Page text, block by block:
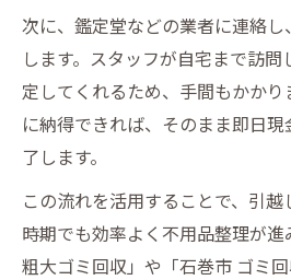
次に、鑑定堂などの業者に連絡
します。スタッフが自宅まで訪
定してくれるため、手間もかか
に納得できれば、そのまま即日
了します。
この流れを活用することで、引
時期でも効率よく不用品整理が
粗大ゴミ回収」や「石巻市 ゴミ